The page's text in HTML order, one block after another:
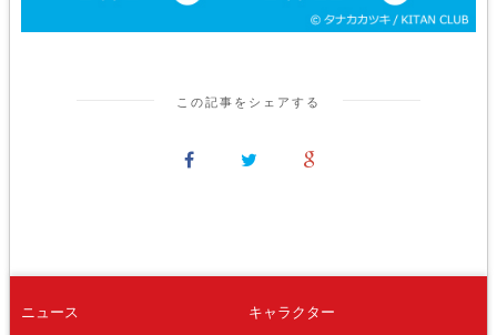
この記事をシェアする
ニュース
キャラクター